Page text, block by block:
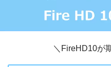
＼FireHD10が